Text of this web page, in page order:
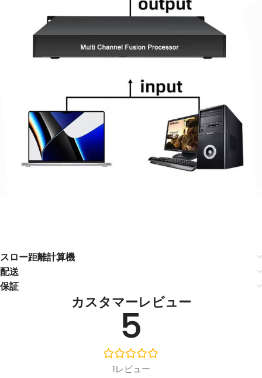
スロー距離計算機
配送
保証
カスタマーレビュー
5
1レビュー